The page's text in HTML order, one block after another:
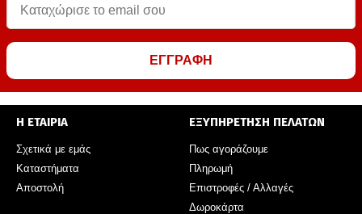
ΕΓΓΡΑΦΗ
Η ΕΤΑΙΡΙΑ
Σχετικά με εμάς
Καταστήματα
Αποστολή
ΕΞΥΠΗΡΕΤΗΣΗ ΠΕΛΑΤΩΝ
Πως αγοράζουμε
Πληρωμή
Επιστροφές / Αλλαγές
Δωροκάρτα